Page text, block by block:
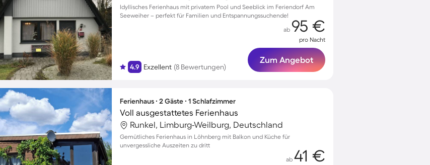
Idyllisches Ferienhaus mit privatem Pool und Seeblick im Feriendorf Am
Seeweiher – perfekt für Familien und Entspannungssuchende!
4.9 Exzellent (8 Bewertungen)
ab 95 €
pro Nacht
Zum Angebot
Ferienhaus ∙ 2 Gäste ∙ 1 Schlafzimmer
Voll ausgestattetes Ferienhaus
Runkel, Limburg-Weilburg, Deutschland
Gemütliches Ferienhaus in Löhnberg mit Balkon und Küche für
unvergessliche Auszeiten zu dritt
ab 41 €